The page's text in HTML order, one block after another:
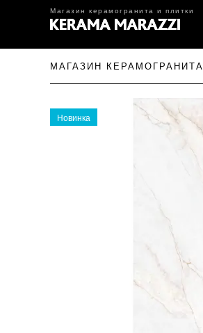
Магазин керамогранита и плитки
МАГАЗИН КЕРАМОГРАНИТА
Новинка